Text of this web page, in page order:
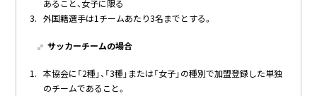
あること、女子に限る
外国籍選手は1チームあたり3名までとする。
サッカーチームの場合
本協会に「2種」、「3種」または「女子」の種別で加盟登録した単独
のチームであること。